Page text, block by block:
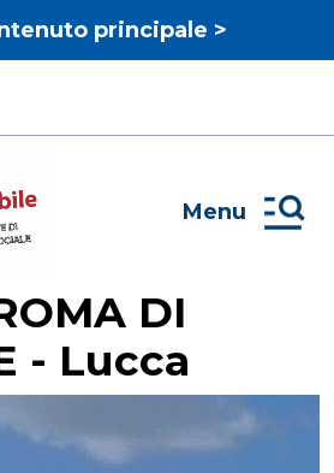
principale >
Menu
DI
- Lucca